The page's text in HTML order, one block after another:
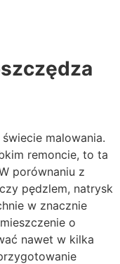
malowania.
remoncie, to ta
porównaniu z
pędzlem, natrysk
w znacznie
o
nawet w kilka